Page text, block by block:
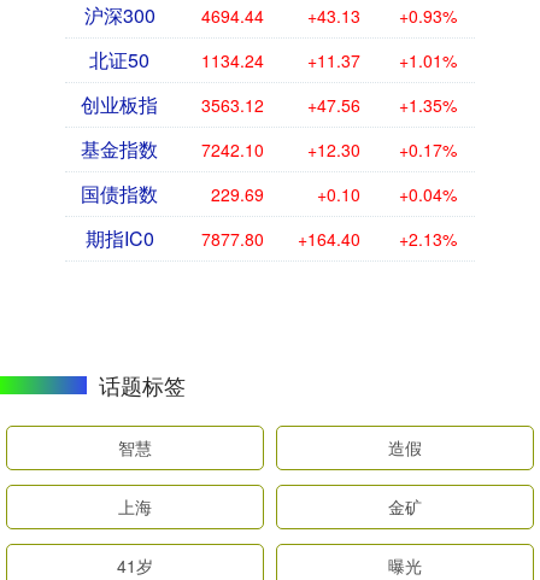
沪深300 4694.44 +43.13 +0.93%
北证50 1134.24 +11.37 +1.01%
创业板指 3563.12 +47.56 +1.35%
基金指数 7242.10 +12.30 +0.17%
国债指数 229.69 +0.10 +0.04%
期指IC0 7877.80 +164.40 +2.13%
话题标签
智慧 造假
上海 金矿
41岁 曝光